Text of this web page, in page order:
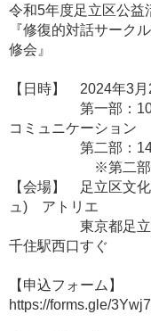
令和5年度足立区公益
『修復的対話サーク
修会』
【日時】 2024年3月
第一部：10:00
コミュニケーショ
第二部：14:00
※第二部のみ
【会場】 足立区文
ュ) アトリエ
東京都足立区
千住駅西口すぐ
【申込フォーム】
https://forms.gle/